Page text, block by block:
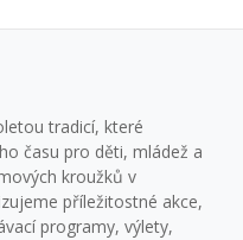
tradicí, které
času pro děti, mládež a
kroužků v
příležitostné akce,
programy, výlety,